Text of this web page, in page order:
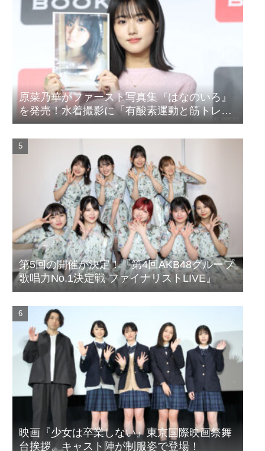
原菜乃華がファースト写真集『はなのいろ』
を発売！水着撮影に「有酸素運動と筋トレを
頑張りました」
第5回の開催が決定！『第4回AKB48グループ
歌唱力No.1決定戦 ファイナリストLIVE』
映画『少女は卒業しない』東京国際映画祭舞
台挨拶。キャスト陣が制服姿で登場！